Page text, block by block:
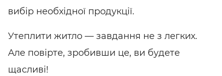
вибір необхідної продукції.
Утеплити житло — завдання не з легких.
Але повірте, зробивши це, ви будете
щасливі!